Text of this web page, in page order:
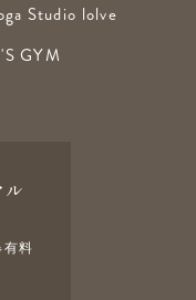
Studio lolve
GYM
有料